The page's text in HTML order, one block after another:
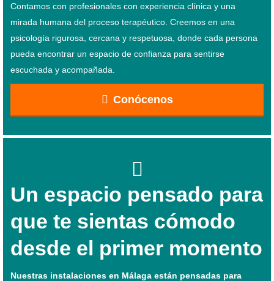
Contamos con profesionales con experiencia clínica y una
mirada humana del proceso terapéutico. Creemos en una
psicología rigurosa, cercana y respetuosa, donde cada persona
pueda encontrar un espacio de confianza para sentirse
escuchada y acompañada.
Conócenos
Un espacio pensado para
que te sientas cómodo
desde el primer momento
Nuestras instalaciones en Málaga están pensadas para